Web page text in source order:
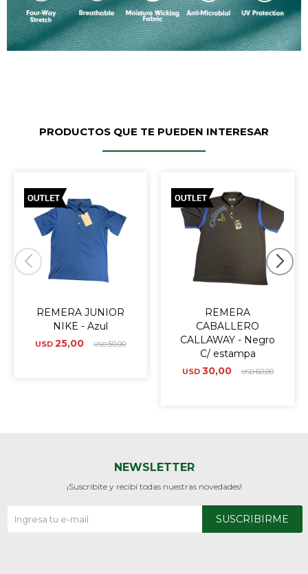
PRODUCTOS QUE TE PUEDEN INTERESAR
REMERA JUNIOR
NIKE - Azul
USD 25,00 USD50,00
REMERA
CABALLERO
CALLAWAY - Negro
C/ estampa
USD 30,00 USD60,00
NEWSLETTER
¡Suscribite y recibí todas nuestras novedades!
SUSCRIBIRME